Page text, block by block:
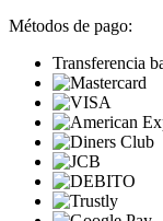
Métodos de pago:
Transferencia